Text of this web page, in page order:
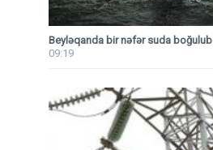
Beyləqanda bir nəfər suda boğulub
09:19